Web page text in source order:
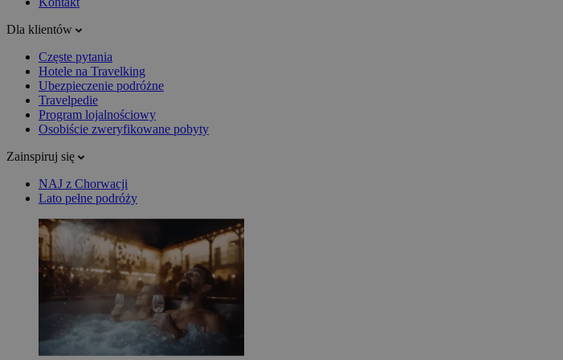
Dla klientów
Częste pytania
Hotele na Travelking
Ubezpieczenie podróżne
Travelpedie
Program lojalnościowy
Osobiście zweryfikowane pobyty
Zainspiruj się
NAJ z Chorwacji
Lato pełne podróży